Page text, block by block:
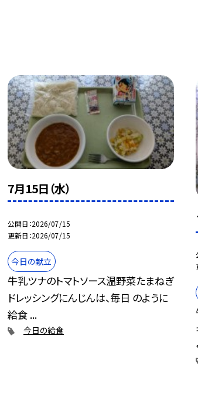
7月15日（水）
公開日 2026/07/15
更新日 2026/07/15
今日の献立
牛乳ツナのトマトソース温野菜たまねぎ
ドレッシングにんじんは、毎日 のように
給食 ...
今日の給食